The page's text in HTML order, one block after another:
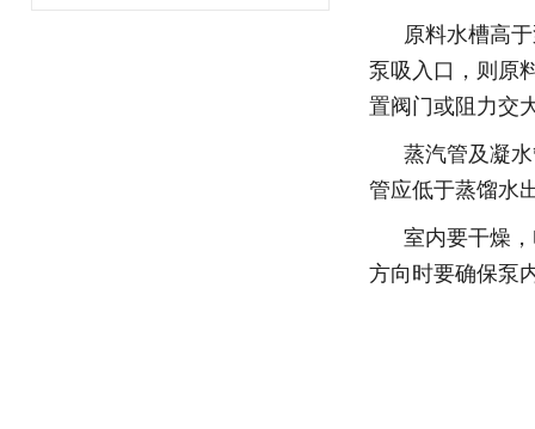
原料水槽高
泵吸入口，则原
置阀门或阻力交
蒸汽管及凝
管应低于蒸馏水
室内要干燥
方向时要确保泵